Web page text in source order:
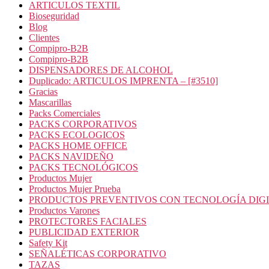
ARTICULOS TEXTIL
Bioseguridad
Blog
Clientes
Compipro-B2B
Compipro-B2B
DISPENSADORES DE ALCOHOL
Duplicado: ARTICULOS IMPRENTA – [#3510]
Gracias
Mascarillas
Packs Comerciales
PACKS CORPORATIVOS
PACKS ECOLOGICOS
PACKS HOME OFFICE
PACKS NAVIDEÑO
PACKS TECNOLÓGICOS
Productos Mujer
Productos Mujer Prueba
PRODUCTOS PREVENTIVOS CON TECNOLOGÍA
Productos Varones
PROTECTORES FACIALES
PUBLICIDAD EXTERIOR
Safety Kit
SEÑALÉTICAS CORPORATIVO
TAZAS